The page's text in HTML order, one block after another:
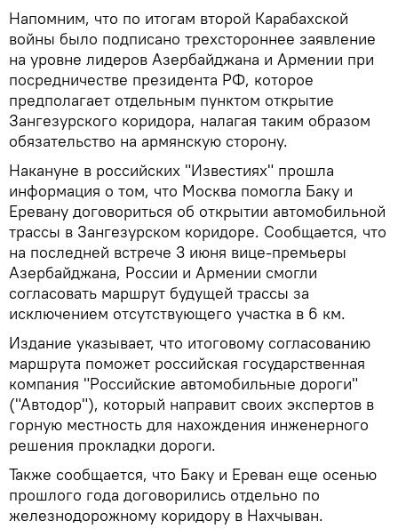
Напомним, что по итогам второй Карабахской
войны было подписано трехстороннее заявление
на уровне лидеров Азербайджана и Армении при
посредничестве президента РФ, которое
предполагает отдельным пунктом открытие
Зангезурского коридора, налагая таким образом
обязательство на армянскую сторону.
Накануне в российских "Известиях" прошла
информация о том, что Москва помогла Баку и
Еревану договориться об открытии автомобильной
трассы в Зангезурском коридоре. Сообщается, что
на последней встрече 3 июня вице-премьеры
Азербайджана, России и Армении смогли
согласовать маршрут будущей трассы за
исключением отсутствующего участка в 6 км.
Издание указывает, что итоговому согласованию
маршрута поможет российская государственная
компания "Российские автомобильные дороги"
("Автодор"), который направит своих экспертов в
горную местность для нахождения инженерного
решения прокладки дороги.
Также сообщается, что Баку и Ереван еще осенью
прошлого года договорились отдельно по
железнодорожному коридору в Нахчыван.